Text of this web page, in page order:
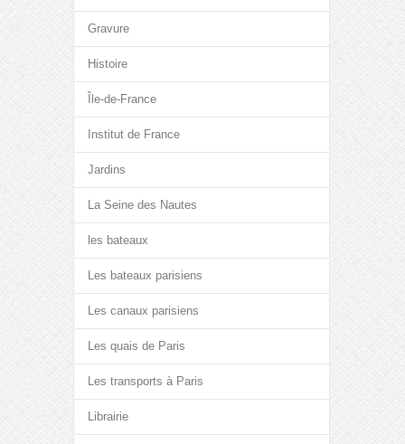
Gravure
Histoire
Île-de-France
Institut de France
Jardins
La Seine des Nautes
les bateaux
Les bateaux parisiens
Les canaux parisiens
Les quais de Paris
Les transports à Paris
Librairie